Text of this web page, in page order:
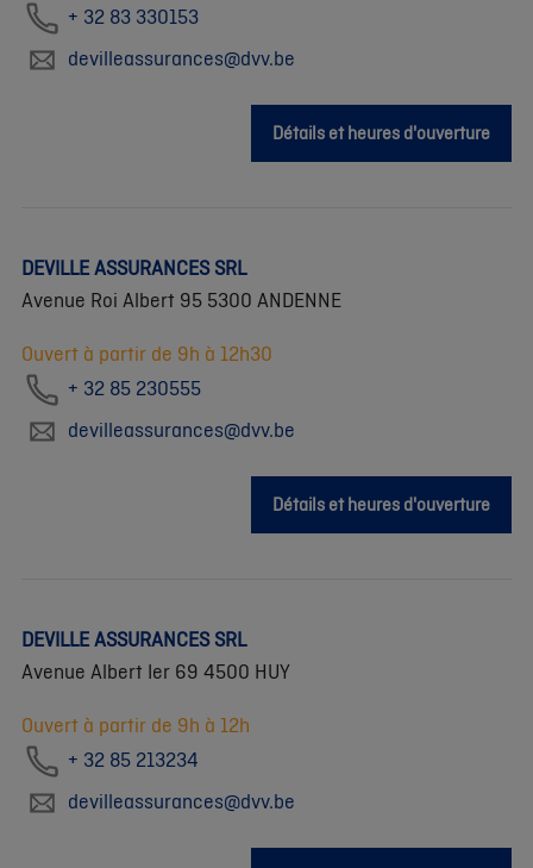
+ 32 83 330153
devilleassurances@dvv.be
Détails et heures d'ouverture
DEVILLE ASSURANCES SRL
Avenue Roi Albert 95 5300 ANDENNE
Ouvert à partir de 9h à 12h30
+ 32 85 230555
devilleassurances@dvv.be
Détails et heures d'ouverture
DEVILLE ASSURANCES SRL
Avenue Albert Ier 69 4500 HUY
Ouvert à partir de 9h à 12h
+ 32 85 213234
devilleassurances@dvv.be